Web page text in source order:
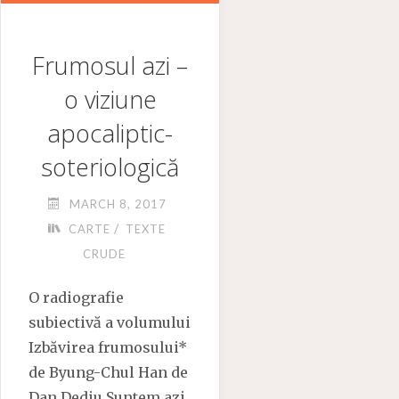
Frumosul azi –
o viziune
apocaliptic-
soteriologică
MARCH 8, 2017
CARTE / TEXTE
CRUDE
O radiografie
subiectivă a volumului
Izbăvirea frumosului*
de Byung-Chul Han de